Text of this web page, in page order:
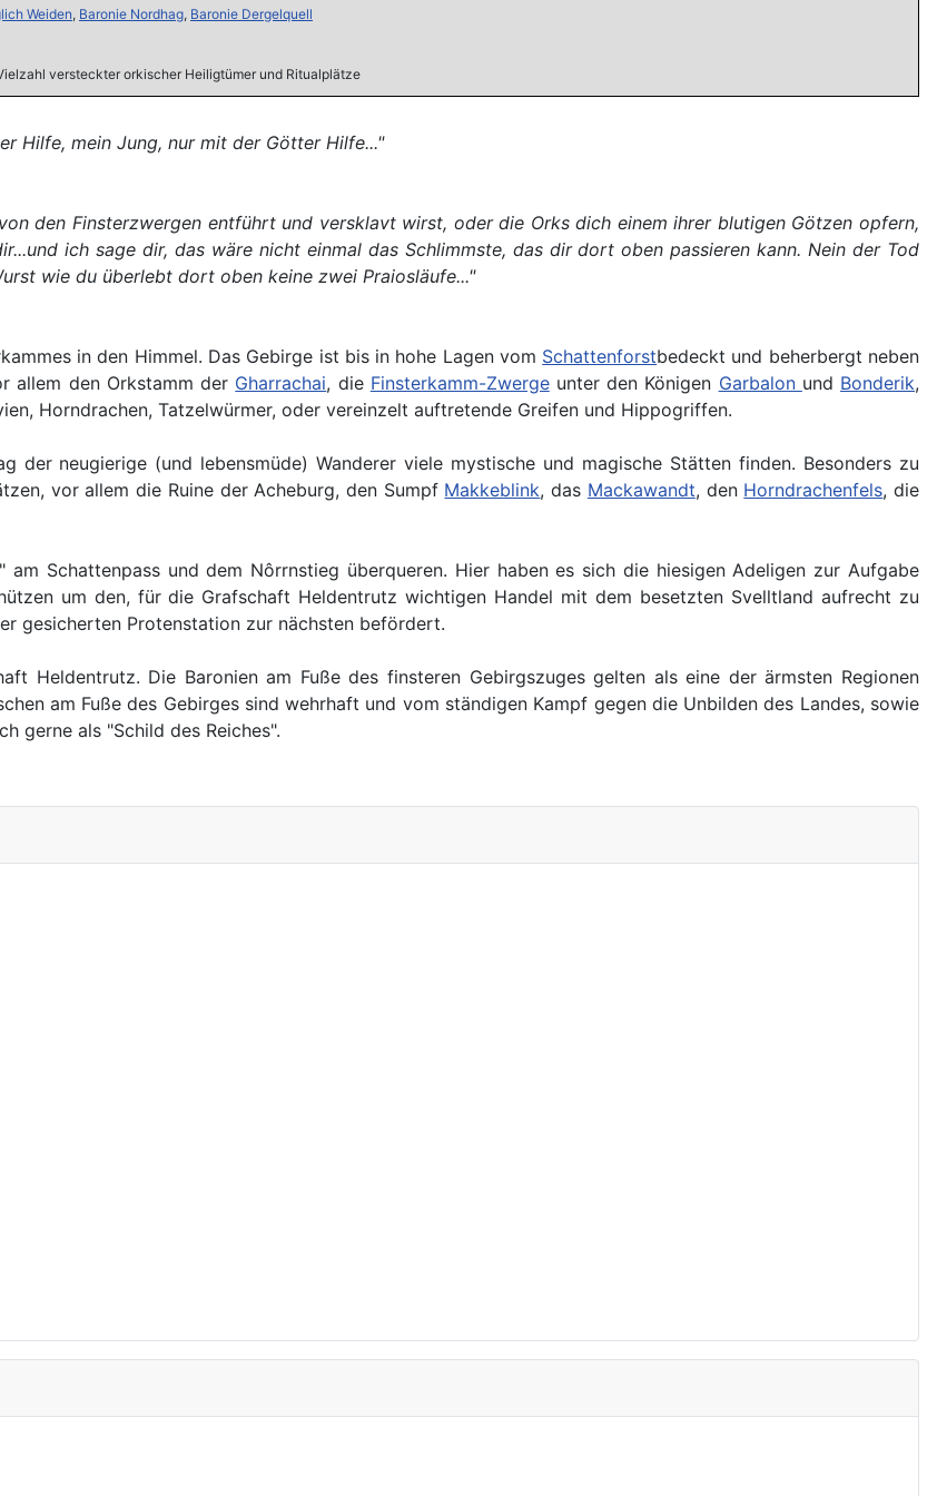
Weiden, Baronie Nordhag, Baronie Dergelquell
versteckter orkischer Heiligtümer und Ritualplätze
Hilfe, mein Jung, nur mit der Götter Hilfe..."
den Finsterzwergen entführt und versklavt wirst, oder die Orks dich einem ihrer blutigen Götzen opfern,
ich sage dir, das wäre nicht einmal das Schlimmste, das dir dort oben passieren kann. Nein der Tod
wie du überlebt dort oben keine zwei Praiosläufe..."
in den Himmel. Das Gebirge ist bis in hohe Lagen vom Schattenforstbedeckt und beherbergt neben
allem den Orkstamm der Gharrachai, die Finsterkamm-Zwergeunter den Königen Garbalon und Bonderik,
Horndrachen, Tatzelwürmer, oder vereinzelt auftretende Greifen und Hippogriffen.
neugierige (und lebensmüde) Wanderer viele mystische und magische Stätten finden. Besonders zu
vor allem die Ruine der Acheburg, den Sumpf Makkeblink, das Mackawandt, den Horndrachenfels, die
Schattenpass und dem Nôrrnstieg überqueren. Hier haben es sich die hiesigen Adeligen zur Aufgabe
um den, für die Grafschaft Heldentrutz wichtigen Handel mit dem besetzten Svelltland aufrecht zu
gesicherten Protenstation zur nächsten befördert.
Heldentrutz. Die Baronien am Fuße des finsteren Gebirgszuges gelten als eine der ärmsten Regionen
am Fuße des Gebirges sind wehrhaft und vom ständigen Kampf gegen die Unbilden des Landes, sowie
gerne als "Schild des Reiches".